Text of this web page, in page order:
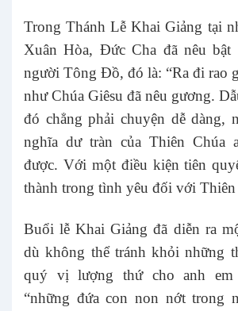
Trong Thánh Lễ Khai Giảng tại
Xuân Hòa, Đức Cha đã nêu bật
người Tông Đồ, đó là: “Ra đi rao
như Chúa Giêsu đã nêu gương.
đó chẳng phải chuyện dễ dàng,
nghĩa dư tràn của Thiên Chúa
được. Với một điều kiện tiên
thành trong tình yêu đối với Thiên
Buổi lễ Khai Giảng đã diễn ra
dù không thể tránh khỏi những
quý vị lượng thứ cho anh em
“những đứa con non nớt trong